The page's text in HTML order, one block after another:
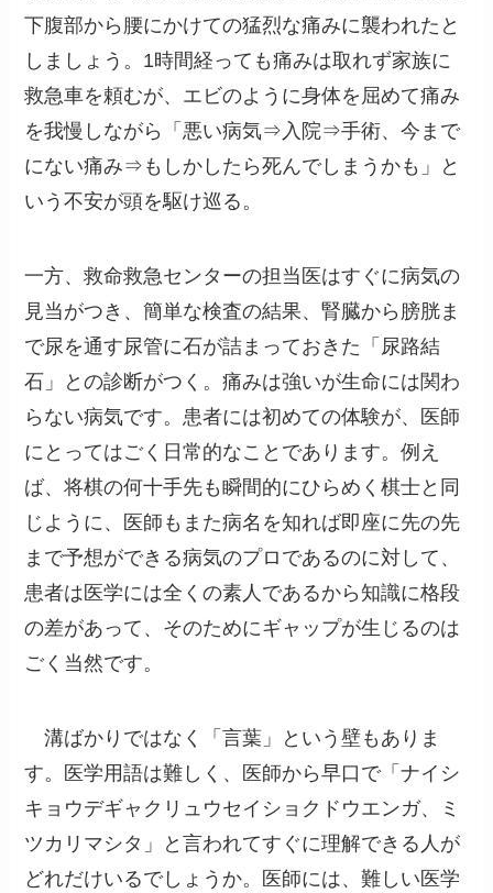
下腹部から腰にかけての猛烈な痛みに襲われたと
しましょう。1時間経っても痛みは取れず家族に
救急車を頼むが、エビのように身体を屈めて痛み
を我慢しながら「悪い病気⇒入院⇒手術、今まで
にない痛み⇒もしかしたら死んでしまうかも」と
いう不安が頭を駆け巡る。
一方、救命救急センターの担当医はすぐに病気の
見当がつき、簡単な検査の結果、腎臓から膀胱ま
で尿を通す尿管に石が詰まっておきた「尿路結
石」との診断がつく。痛みは強いが生命には関わ
らない病気です。患者には初めての体験が、医師
にとってはごく日常的なことであります。例え
ば、将棋の何十手先も瞬間的にひらめく棋士と同
じように、医師もまた病名を知れば即座に先の先
まで予想ができる病気のプロであるのに対して、
患者は医学には全くの素人であるから知識に格段
の差があって、そのためにギャップが生じるのは
ごく当然です。
溝ばかりではなく「言葉」という壁もありま
す。医学用語は難しく、医師から早口で「ナイシ
キョウデギャクリュウセイショクドウエンガ、ミ
ツカリマシタ」と言われてすぐに理解できる人が
どれだけいるでしょうか。医師には、難しい医学